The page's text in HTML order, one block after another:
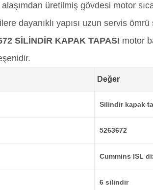
üretilmiş gövdesi motor
dayanıklı yapısı uzun servis ömrü
SİLİNDİR KAPAK TAPASI motor
Değer
Silindir kapak
5263672
Cummins ISL
6 silindir